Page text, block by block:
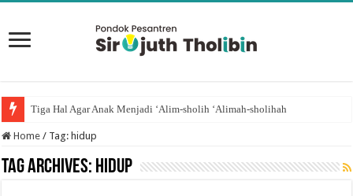
Tiga Hal Agar Anak Menjadi ‘Alim-sholih ‘Alimah-sholihah
Home / Tag: hidup
Tag Archives: hidup